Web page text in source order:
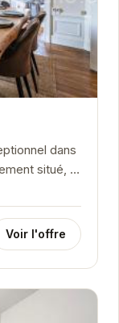
dans
situé, il
Voir l'offre